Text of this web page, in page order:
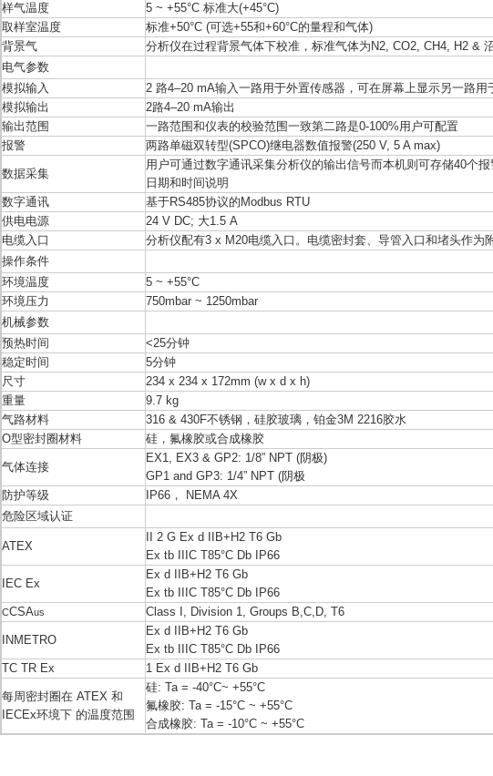
样气温度
5 ~ +55°C 标准大(+45°C)
取样室温度
标准+50°C (可选+55和+60°C的量程和气体)
背景气
分析仪在过程背景气体下校准，标准气体为N2, CO2, CH4, H2 &
电气参数
模拟输入
2 路4–20 mA输入一路用于外置传感器，可在屏幕上显示另一路用
模拟输出
2路4–20 mA输出
输出范围
一路范围和仪表的校验范围一致第二路是0-100%用户可配置
报警
两路单磁双转型(SPCO)继电器数值报警(250 V, 5 A max)
数据采集
用户可通过数字通讯采集分析仪的输出信号而本机则可存储40个
日期和时间说明
数字通讯
基于RS485协议的Modbus RTU
供电电源
24 V DC; 大1.5 A
电缆入口
分析仪配有3 x M20电缆入口。电缆密封套、导管入口和堵头作为
操作条件
环境温度
5 ~ +55°C
环境压力
750mbar ~ 1250mbar
机械参数
预热时间
<25分钟
稳定时间
5分钟
尺寸
234 x 234 x 172mm (w x d x h)
重量
9.7 kg
气路材料
316 & 430F不锈钢，硅胶玻璃，铂金3M 2216胶水
O型密封圈材料
硅，氟橡胶或合成橡胶
气体连接
EX1, EX3 & GP2: 1/8” NPT (阴极)
GP1 and GP3: 1/4” NPT (阴极
防护等级
IP66， NEMA 4X
危险区域认证
ATEX
II 2 G Ex d IIB+H2 T6 Gb
Ex tb IIIC T85°C Db IP66
IEC Ex
Ex d IIB+H2 T6 Gb
Ex tb IIIC T85°C Db IP66
CCSAus Class I, Division 1, Groups B,C,D, T6
INMETRO
Ex d IIB+H2 T6 Gb
Ex tb IIIC T85°C Db IP66
TC TR Ex
1 Ex d IIB+H2 T6 Gb
每周密封圈在 ATEX 和
IECEx环境下 的温度范围
硅: Ta = -40°C~ +55°C
氟橡胶: Ta = -15°C ~ +55°C
合成橡胶: Ta = -10°C ~ +55°C